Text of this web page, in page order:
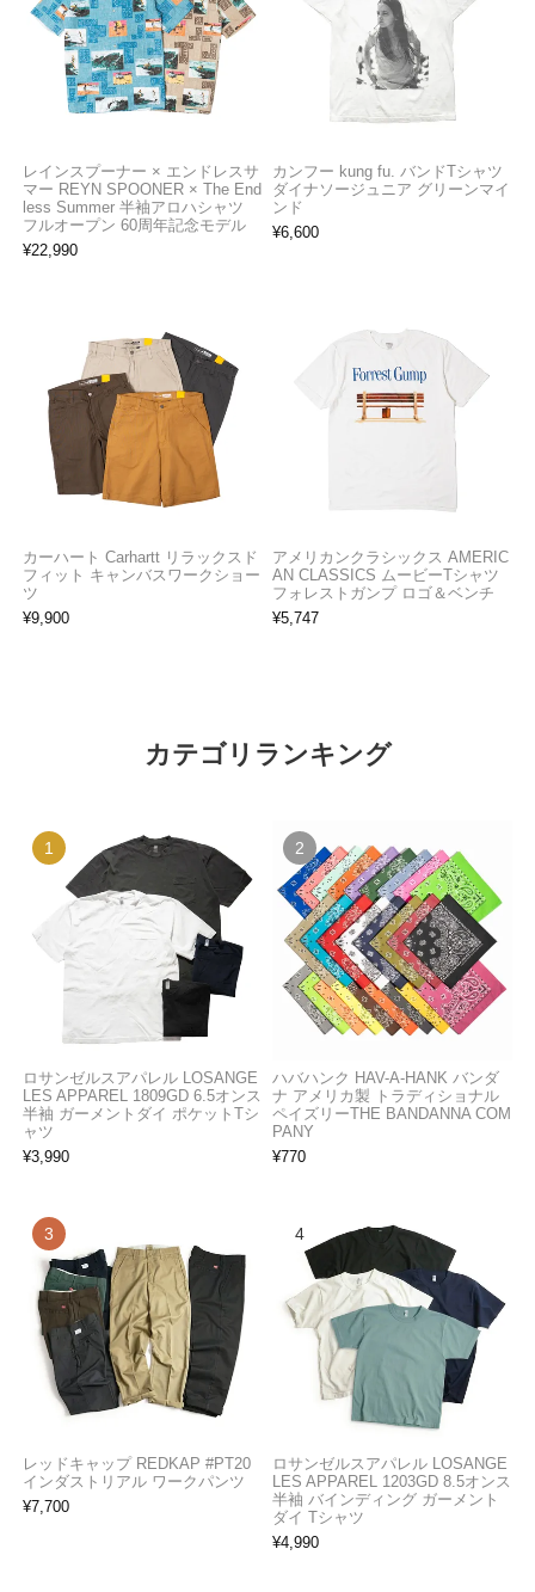
レインスプーナー × エンドレスサ
マー REYN SPOONER × The End
less Summer 半袖アロハシャツ
フルオープン 60周年記念モデル
¥22,990
カンフー kung fu. バンドTシャツ
ダイナソージュニア グリーンマイ
ンド
¥6,600
カーハート Carhartt リラックスド
フィット キャンバスワークショー
ツ
¥9,900
アメリカンクラシックス AMERIC
AN CLASSICS ムービーTシャツ
フォレストガンプ ロゴ＆ベンチ
¥5,747
カテゴリランキング
ロサンゼルスアパレル LOSANGE
LES APPAREL 1809GD 6.5オンス
半袖 ガーメントダイ ポケットTシ
ャツ
¥3,990
ハバハンク HAV-A-HANK バンダ
ナ アメリカ製 トラディショナル
ペイズリーTHE BANDANNA COM
PANY
¥770
レッドキャップ REDKAP #PT20
インダストリアル ワークパンツ
¥7,700
ロサンゼルスアパレル LOSANGE
LES APPAREL 1203GD 8.5オンス
半袖 バインディング ガーメント
ダイ Tシャツ
¥4,990